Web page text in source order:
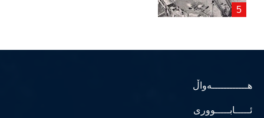
هــــــــــــەواڵ
ئـــــابـــــووری